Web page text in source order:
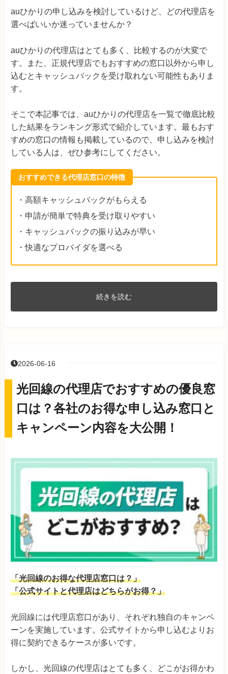
auひかりの申し込みを検討しているけど、どの代理店を
選べばいいか迷っていませんか？
auひかりの代理店はとても多く、比較するのが大変で
す。また、正規代理店でもおすすめの窓口以外から申し
込むとキャッシュバックを受け取れない可能性もありま
す。
そこで本記事では、auひかりの代理店を一覧で徹底比較
した結果をランキング形式で紹介しています。最もおす
すめの窓口の情報も掲載しているので、申し込みを検討
している人は、ぜひ参考にしてください。
おすすめできる代理店窓口の特徴
・高額キャッシュバックがもらえる
・申請が簡単で特典を受け取りやすい
・キャッシュバックの振り込みが早い
・快適なプロバイダを選べる
続きを読む
2026-06-16
光回線の代理店でおすすめの優良窓
口は？各社のお得な申し込み窓口と
キャンペーン内容を大公開！
「光回線のお得な代理店窓口は？」
「公式サイトと代理店はどちらがお得？」
光回線には代理店窓口があり、それぞれ独自のキャンペ
ーンを実施しています。公式サイトから申し込むよりお
得に契約できるケースが多いです。
しかし、光回線の代理店はとても多く、どこがお得かわ